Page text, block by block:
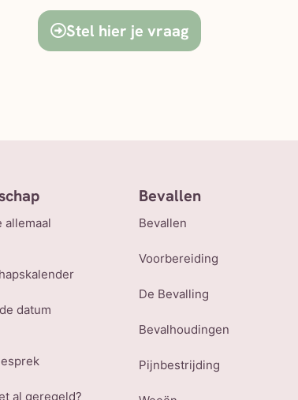
Stel hier je vraag
allemaal
datum
al geregeld?
Bevallen
Bevallen
Voorbereiding
De Bevalling
Bevalhoudingen
Pijnbestrijding